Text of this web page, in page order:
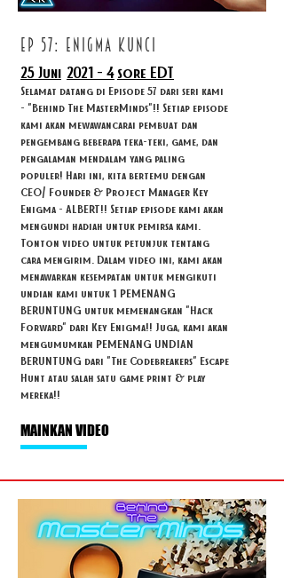
ep 57: ENIGMA KUNCI
25 Juni 2021 - 4 sore EDT
Selamat datang di Episode 57 dari seri kami
- "Behind The MasterMinds"!! Setiap episode
kami akan mewawancarai pembuat dan
pengembang beberapa teka-teki, game, dan
pengalaman mendalam yang paling
populer! Hari ini, kita bertemu dengan
CEO/ Founder & Project Manager Key
Enigma - ALBERT!! Setiap episode kami akan
mengundi hadiah untuk pemirsa kami.
Tonton video untuk petunjuk tentang
cara mengirim. Dalam video ini, kami akan
menawarkan kesempatan untuk mengikuti
undian kami untuk 1 PEMENANG
BERUNTUNG untuk memenangkan "Hack
Forward" dari Key Enigma!! Juga, kami akan
mengumumkan PEMENANG UNDIAN
BERUNTUNG dari "The Codebreakers" Escape
Hunt atau salah satu game print & play
mereka!!
MAINKAN VIDEO